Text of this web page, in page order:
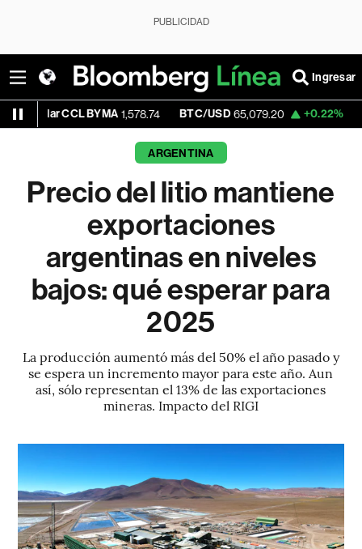
PUBLICIDAD
Ingresar
1,578.74 BTC/USD 65,079.20 +0.22% ETH/USD
ARGENTINA
Precio del litio mantiene
exportaciones
argentinas en niveles
bajos: qué esperar para
2025
La producción aumentó más del 50% el año pasado y
se espera un incremento mayor para este año. Aun
así, sólo representan el 13% de las exportaciones
mineras. Impacto del RIGI